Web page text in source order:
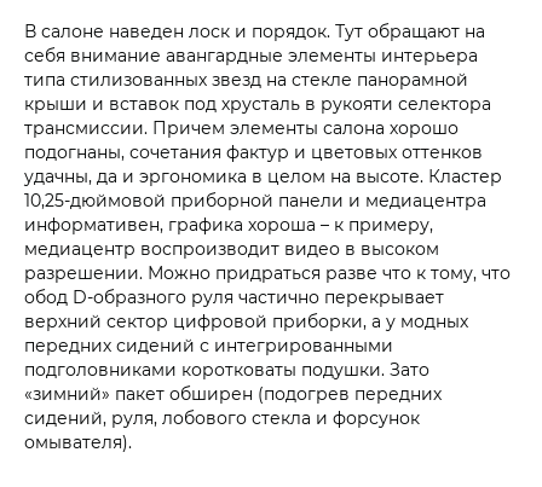
В салоне наведен лоск и порядок. Тут обращают на
себя внимание авангардные элементы интерьера
типа стилизованных звезд на стекле панорамной
крыши и вставок под хрусталь в рукояти селектора
трансмиссии. Причем элементы салона хорошо
подогнаны, сочетания фактур и цветовых оттенков
удачны, да и эргономика в целом на высоте. Кластер
10,25-дюймовой приборной панели и медиацентра
информативен, графика хороша – к примеру,
медиацентр воспроизводит видео в высоком
разрешении. Можно придраться разве что к тому, что
обод D-образного руля частично перекрывает
верхний сектор цифровой приборки, а у модных
передних сидений с интегрированными
подголовниками коротковаты подушки. Зато
«зимний» пакет обширен (подогрев передних
сидений, руля, лобового стекла и форсунок
омывателя).